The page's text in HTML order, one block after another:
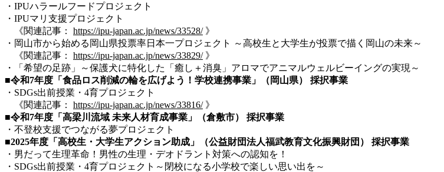
・IPUハラールフードプロジェクト
・IPUマリ支援プロジェクト
《関連記事： https://ipu-japan.ac.jp/news/33528/》
・岡山市から始める岡山県投票率日本一プロジェクト ～高校生と大学生が投票で描く岡山の未来～
《関連記事： https://ipu-japan.ac.jp/news/33829/》
・「希望の足跡」～保護犬に特化した「癒し＋消臭」アロマでアニマルウェルビーイングの実現～
■令和7年度「食品ロス削減の輪を広げよう！ 学校連携事業 」（岡山県） 採択事業
・SDGs出前授業・4育プロジェクト
《関連記事： https://ipu-japan.ac.jp/news/33816/》
■令和7年度「高梁川流域 未来人材育成事業」（倉敷市） 採択事業
・不登校支援でつながる夢プロジェクト
■2025年度「高校生・大学生アクション助成」（公益財団法人福武教育文化振興財団） 採択事業
・男だって生理革命！男性の生理・デオドラント対策への認知を！
・SDGs出前授業・4育プロジェクト～閉校になる小学校で楽しい思い出を～